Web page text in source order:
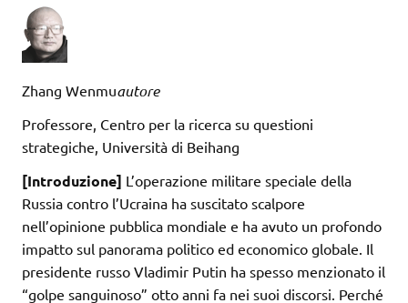
Zhang Wenmuautore
Professore, Centro per la ricerca su questioni
strategiche, Università di Beihang
[Introduzione] L’operazione militare speciale della
Russia contro l’Ucraina ha suscitato scalpore
nell’opinione pubblica mondiale e ha avuto un profondo
impatto sul panorama politico ed economico globale. Il
presidente russo Vladimir Putin ha spesso menzionato il
“golpe sanguinoso” otto anni fa nei suoi discorsi. Perché